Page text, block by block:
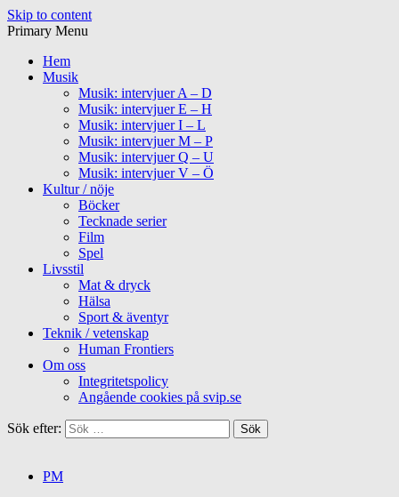
Skip to content
Primary Menu
Hem
Musik
Musik: intervjuer A – D
Musik: intervjuer E – H
Musik: intervjuer I – L
Musik: intervjuer M – P
Musik: intervjuer Q – U
Musik: intervjuer V – Ö
Kultur / nöje
Böcker
Tecknade serier
Film
Spel
Livsstil
Mat & dryck
Hälsa
Sport & äventyr
Teknik / vetenskap
Human Frontiers
Om oss
Integritetspolicy
Angående cookies på svip.se
Sök efter:
PM